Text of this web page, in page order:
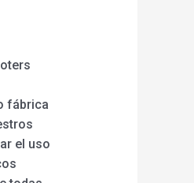
fábrica
el uso